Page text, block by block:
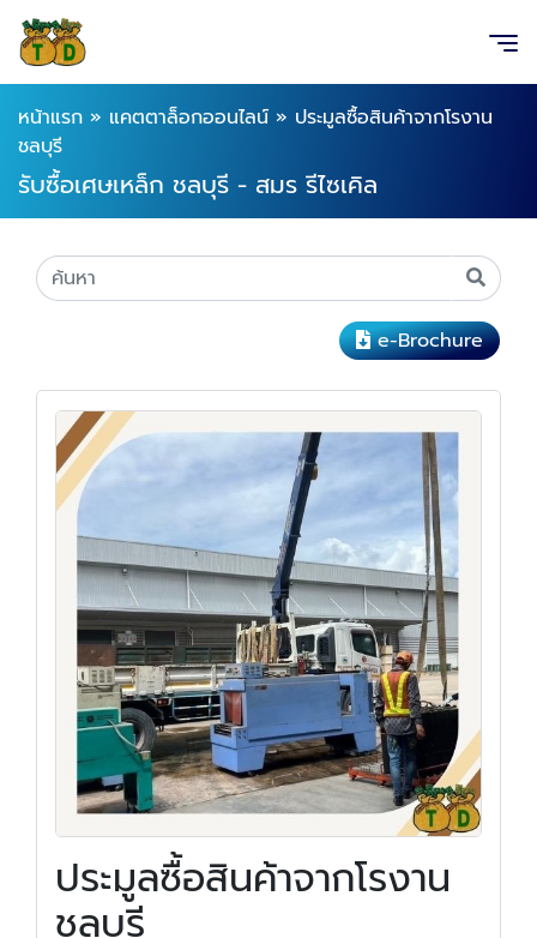
หน้าแรก » แคตตาล็อกออนไลน์ » ประมูลซื้อสินค้าจากโรงาน
ชลบุรี
รับซื้อเศษเหล็ก ชลบุรี - สมร รีไซเคิล
e-Brochure
ประมูลซื้อสินค้าจากโรงาน
ชลบุรี